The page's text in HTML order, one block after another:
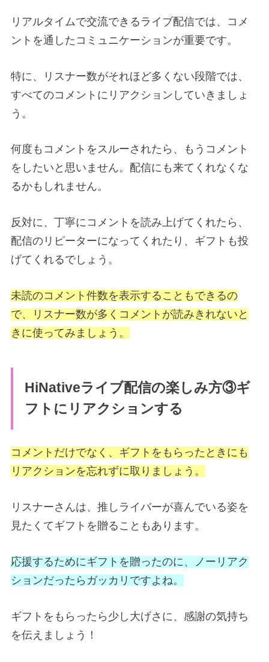
リアルタイムで交流できるライブ配信では、コメ
ントを通したコミュニケーションが重要です。
特に、リスナー数がそれほど多くない段階では、
すべてのコメントにリアクションしていきましょ
う。
何度もコメントをスルーされたら、もうコメント
をしたいと思いません。配信にも来てくれなくな
るかもしれません。
反対に、丁寧にコメントを読み上げてくれたら、
配信のリピーターになってくれたり、ギフトも投
げてくれるでしょう。
未読のコメント件数を表示することもできるの
で、リスナー数が多くコメントが読みきれないと
きに使ってみましょう。
HiNativeライブ配信の楽しみ方③ギ
フトにリアクションする
コメントだけでなく、ギフトをもらったときにも
リアクションを忘れずに取りましょう。
リスナーさんは、推しライバーが喜んでいる姿を
見たくてギフトを贈ることもあります。
応援するためにギフトを贈ったのに、ノーリアク
ションだったらガッカリですよね。
ギフトをもらったら少し大げさに、感謝の気持ち
を伝えましょう！